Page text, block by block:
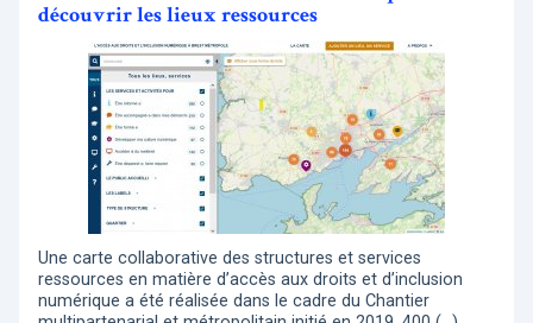
découvrir les lieux ressources
Une carte collaborative des structures et services
ressources en matière d’accès aux droits et d’inclusion
numérique a été réalisée dans le cadre du Chantier